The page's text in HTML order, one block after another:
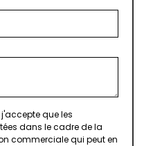
que les
dans le cadre de la
commerciale qui peut en